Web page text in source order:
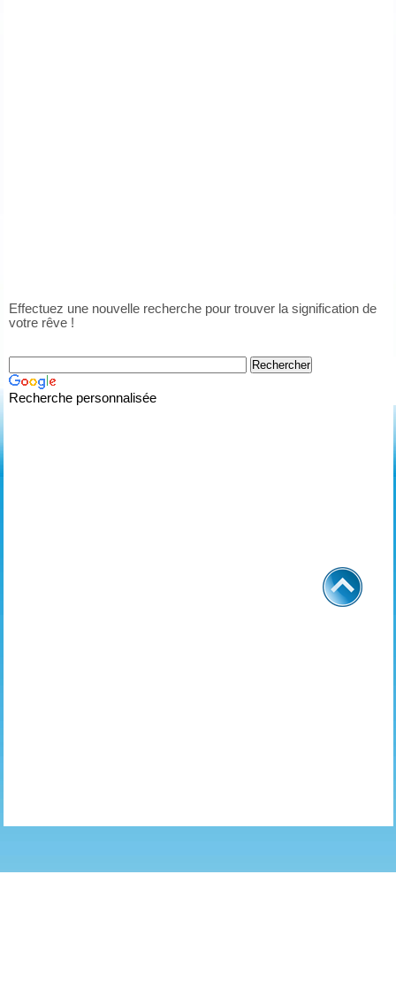
Effectuez une nouvelle recherche pour trouver la signification de
votre rêve !
Recherche personnalisée